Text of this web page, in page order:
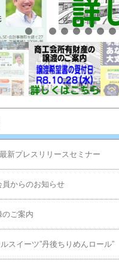
新プレスリリースセミナー
員からのお知らせ
のご案内
スイーツ”丹後ちりめんロール”